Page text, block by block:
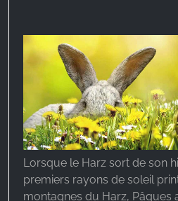
Lorsque le Harz sort de son
premiers rayons de soleil
montagnes du Harz, Pâques